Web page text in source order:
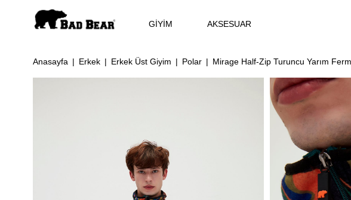
GİYİM AKSESUAR
Anasayfa Erkek Erkek Üst Giyim Polar Mirage Half-Zip Turuncu Yarım